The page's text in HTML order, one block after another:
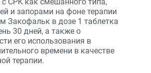
и запорами на фоне терапии
Закофальк в дозе 1 таблетка
30 дней, а также о
его использования в
времени в качестве
терапии.